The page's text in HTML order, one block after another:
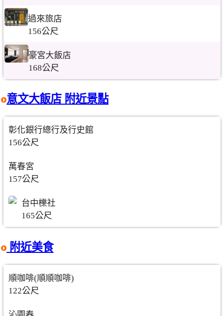
過來旅店
156公尺
豪宮大飯店
168公尺
意文大飯店 附近景點
彰化銀行總行及行史館
156公尺
萬春宮
157公尺
台中櫟社
165公尺
附近美食
順咖啡(順順咖啡)
122公尺